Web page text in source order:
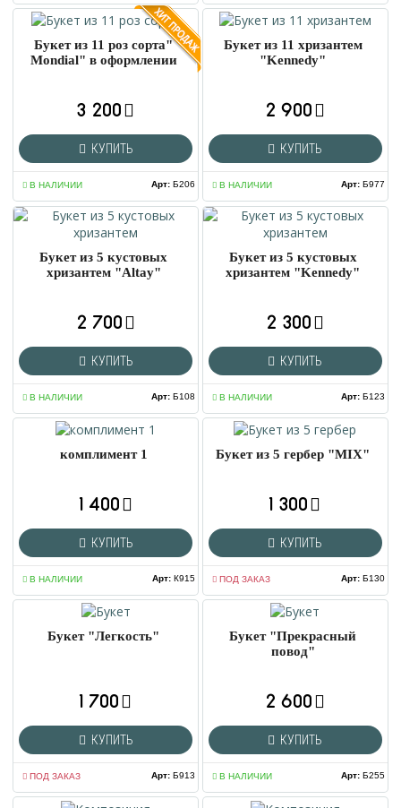
Букет из 11 роз сорта"
Mondial" в оформлении
3 200
КУПИТЬ
В НАЛИЧИИ Арт:Б206
Букет из 11 хризантем
"Kennedy"
2 900
КУПИТЬ
В НАЛИЧИИ Арт:Б977
Букет из 5 кустовых
хризантем "Altay"
2 700
КУПИТЬ
В НАЛИЧИИ Арт:Б108
Букет из 5 кустовых
хризантем "Kennedy"
2 300
КУПИТЬ
В НАЛИЧИИ Арт:Б123
комплимент 1
1 400
КУПИТЬ
В НАЛИЧИИ Арт:К915
Букет из 5 гербер "MIX"
1 300
КУПИТЬ
ПОД ЗАКАЗ Арт:Б130
Букет "Легкость"
1 700
КУПИТЬ
ПОД ЗАКАЗ Арт:Б913
Букет "Прекрасный
повод"
2 600
КУПИТЬ
В НАЛИЧИИ Арт:Б255